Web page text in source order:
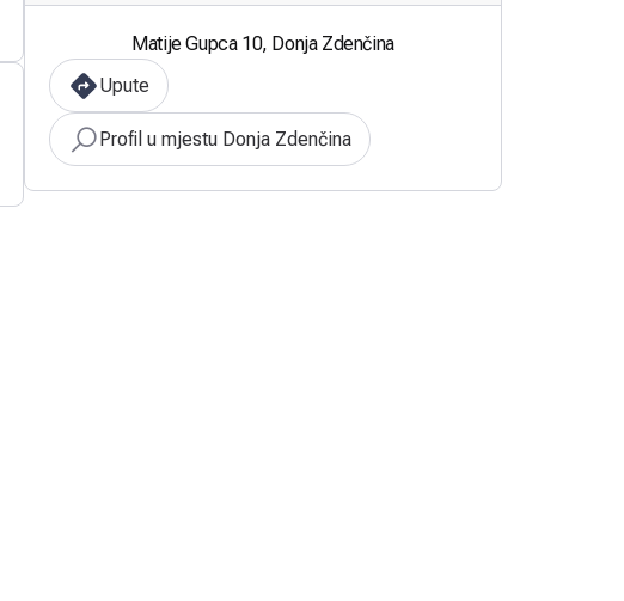
Matije Gupca 10, Donja Zdenčina
Upute
Profil u mjestu Donja Zdenčina